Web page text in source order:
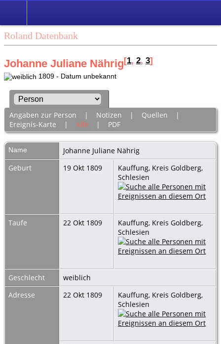
Roland Datenbank
Johanne Juliane Nährig[1, 2, 3]
1809 - Datum unbekannt
Angaben zur Person | Notizen | Quellen |
Ereignis-Karte | Alle | PDF
Name Johanne Juliane Nährig
Geburt
19 Okt 1809
Kauffung, Kreis Goldberg,
Schlesien
Taufe 22 Okt 1809
Kauffung, Kreis Goldberg,
Schlesien
Geschlecht
weiblich
Adresse
22 Okt 1809
Kauffung, Kreis Goldberg,
Schlesien